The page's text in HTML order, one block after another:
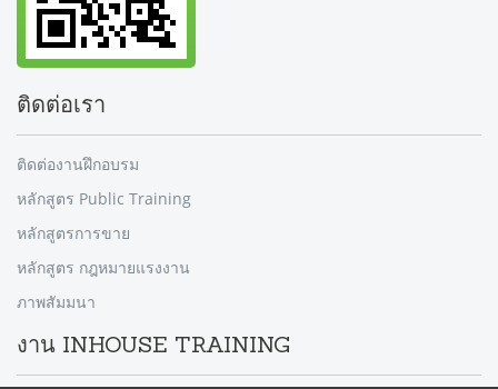
ติดต่อเรา
ติดต่องานฝึกอบรม
หลักสูตร Public Training
หลักสูตรการขาย
หลักสูตร กฎหมายแรงงาน
ภาพสัมมนา
งาน INHOUSE TRAINING